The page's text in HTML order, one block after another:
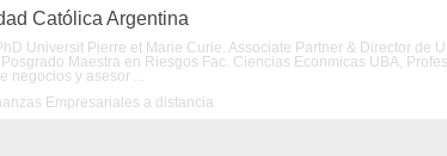
Católica Argentina
Universit Pierre et Marie Curie. Associate Partner & Director de
Posgrado Maestra en Riesgos Fac. Ciencias Econmicas UBA,
negocios y asesor ...
Empresariales a distancia